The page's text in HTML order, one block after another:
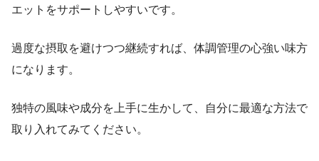
エットをサポートしやすいです。
過度な摂取を避けつつ継続すれば、体調管理の心強い味方
になります。
独特の風味や成分を上手に生かして、自分に最適な方法で
取り入れてみてください。